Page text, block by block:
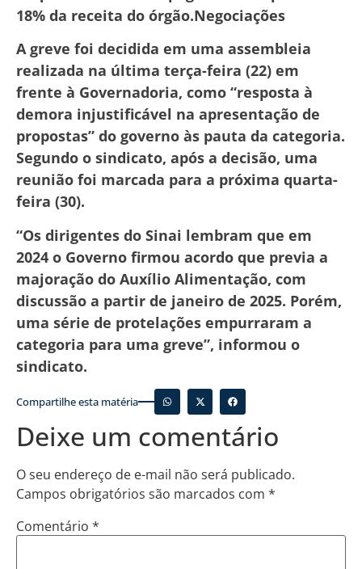
18% da receita do órgão.Negociações
A greve foi decidida em uma assembleia
realizada na última terça-feira (22) em
frente à Governadoria, como “resposta à
demora injustificável na apresentação de
propostas” do governo às pauta da categoria.
Segundo o sindicato, após a decisão, uma
reunião foi marcada para a próxima quarta-
feira (30).
“Os dirigentes do Sinai lembram que em
2024 o Governo firmou acordo que previa a
majoração do Auxílio Alimentação, com
discussão a partir de janeiro de 2025. Porém,
uma série de protelações empurraram a
categoria para uma greve”, informou o
sindicato.
Compartilhe esta matéria
Deixe um comentário
O seu endereço de e-mail não será publicado.
Campos obrigatórios são marcados com *
Comentário *